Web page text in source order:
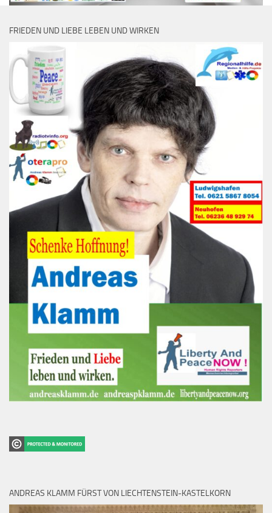
FRIEDEN UND LIEBE LEBEN UND WIRKEN
ANDREAS KLAMM FÜRST VON LIECHTENSTEIN-KASTELKORN